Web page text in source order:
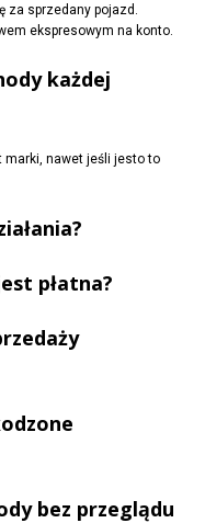
za sprzedany pojazd.
ekspresowym na konto.
każdej
marki, nawet jeśli jesto to
płatna?
bez przeglądu